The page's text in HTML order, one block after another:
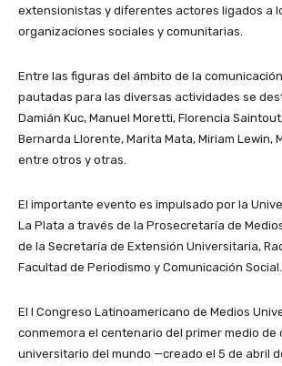
extensionistas y diferentes actores ligados a
organizaciones sociales y comunitarias.
Entre las figuras del ámbito de la
pautadas para las diversas actividades se
Damián Kuc, Manuel Moretti, Florencia
Bernarda Llorente, Marita Mata, Miriam Lewin,
entre otros y otras.
El importante evento es impulsado por la
La Plata a través de la Prosecretaría de
de la Secretaría de Extensión Universitaria,
Facultad de Periodismo y Comunicación Social.
El I Congreso Latinoamericano de Medios
conmemora el centenario del primer medio de
universitario del mundo —creado el 5 de abril